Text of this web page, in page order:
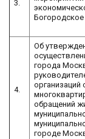
3.
4.
Об
города
обращений
городе